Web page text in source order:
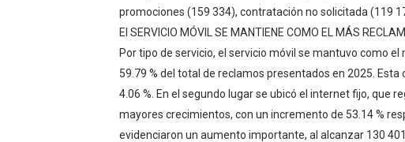
promociones (159 334), contratación no solicitada (119
El SERVICIO MÓVIL SE MANTIENE COMO EL MÁS
Por tipo de servicio, el servicio móvil se mantuvo como
59.79 % del total de reclamos presentados en 2025.
4.06 %. En el segundo lugar se ubicó el internet fijo, que
mayores crecimientos, con un incremento de 53.14 %
evidenciaron un aumento importante, al alcanzar 130